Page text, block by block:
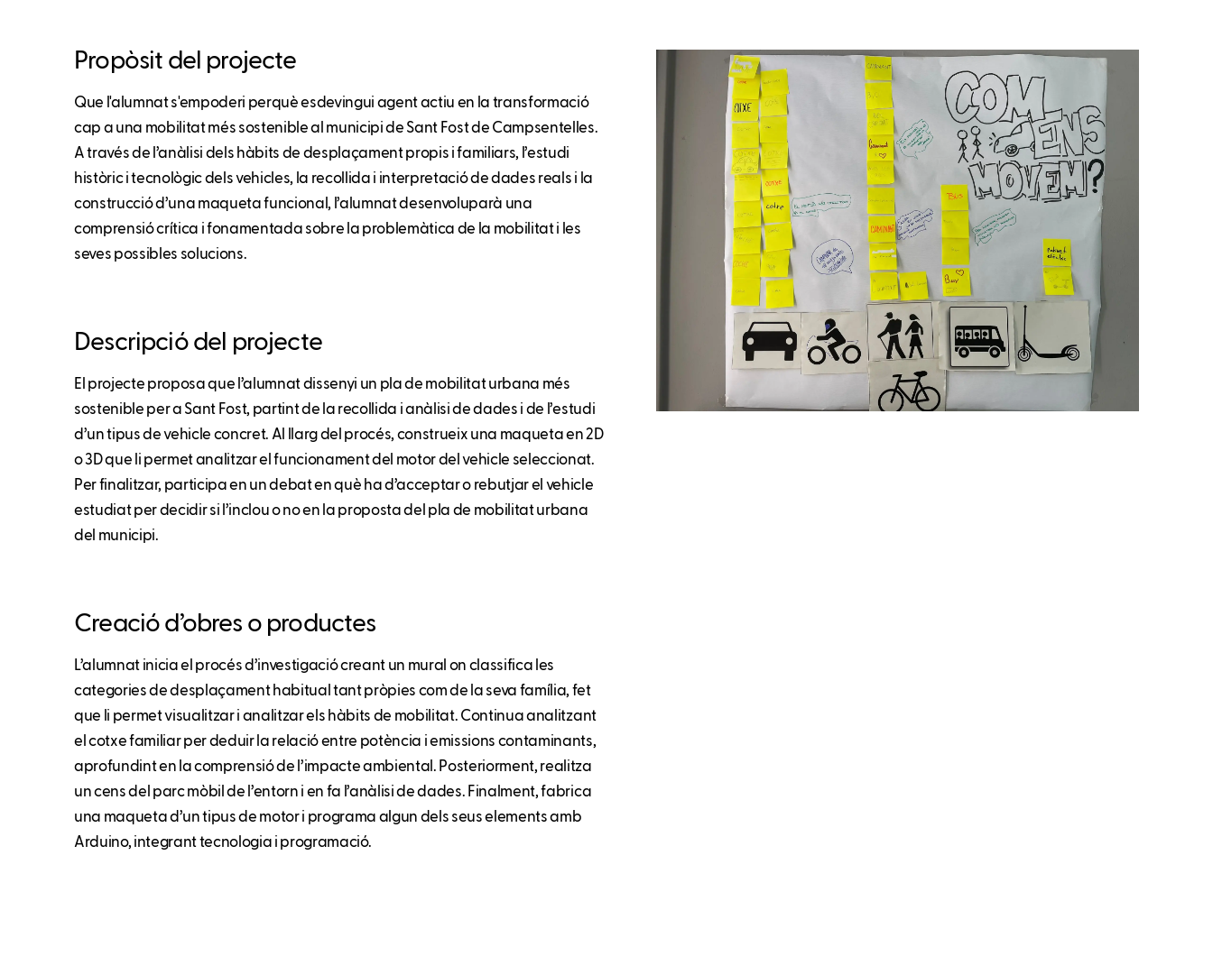
Propòsit del projecte
Que l'alumnat s'empoderi perquè esdevingui agent actiu en la transformació
cap a una mobilitat més sostenible al municipi de Sant Fost de Campsentelles.
A través de l’anàlisi dels hàbits de desplaçament propis i familiars, l’estudi
històric i tecnològic dels vehicles, la recollida i interpretació de dades reals i la
construcció d’una maqueta funcional, l’alumnat desenvoluparà una
comprensió crítica i fonamentada sobre la problemàtica de la mobilitat i les
seves possibles solucions.
Descripció del projecte
El projecte proposa que l’alumnat dissenyi un pla de mobilitat urbana més
sostenible per a Sant Fost, partint de la recollida i anàlisi de dades i de l’estudi
d’un tipus de vehicle concret. Al llarg del procés, construeix una maqueta en 2D
o 3D que li permet analitzar el funcionament del motor del vehicle seleccionat.
Per finalitzar, participa en un debat en què ha d’acceptar o rebutjar el vehicle
estudiat per decidir si l’inclou o no en la proposta del pla de mobilitat urbana
del municipi.
Creació d’obres o productes
L’alumnat inicia el procés d’investigació creant un mural on classifica les
categories de desplaçament habitual tant pròpies com de la seva família, fet
que li permet visualitzar i analitzar els hàbits de mobilitat. Continua analitzant
el cotxe familiar per deduir la relació entre potència i emissions contaminants,
aprofundint en la comprensió de l’impacte ambiental. Posteriorment, realitza
un cens del parc mòbil de l’entorn i en fa l’anàlisi de dades. Finalment, fabrica
una maqueta d’un tipus de motor i programa algun dels seus elements amb
Arduino, integrant tecnologia i programació.